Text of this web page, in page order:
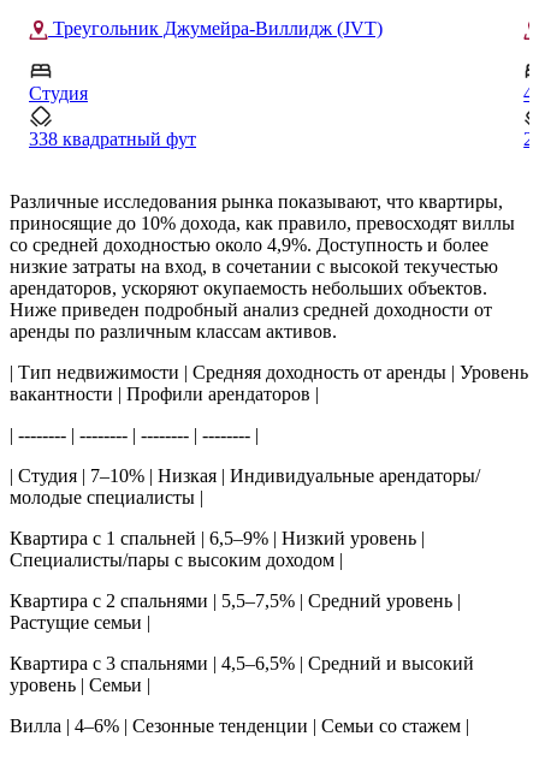
Бизнес-Бэй
4
2574 квадратный фут
1
Различные исследования рынка показывают, что квартиры,
приносящие до 10% дохода, как правило, превосходят виллы
со средней доходностью около 4,9%. Доступность и более
низкие затраты на вход, в сочетании с высокой текучестью
арендаторов, ускоряют окупаемость небольших объектов.
Ниже приведен подробный анализ средней доходности от
аренды по различным классам активов.
| Тип недвижимости | Средняя доходность от аренды | Уровень
вакантности | Профили арендаторов |
| -------- | -------- | -------- | -------- |
| Студия | 7–10% | Низкая | Индивидуальные арендаторы/
молодые специалисты |
Квартира с 1 спальней | 6,5–9% | Низкий уровень |
Специалисты/пары с высоким доходом |
Квартира с 2 спальнями | 5,5–7,5% | Средний уровень |
Растущие семьи |
Квартира с 3 спальнями | 4,5–6,5% | Средний и высокий
уровень | Семьи |
Вилла | 4–6% | Сезонные тенденции | Семьи со стажем |